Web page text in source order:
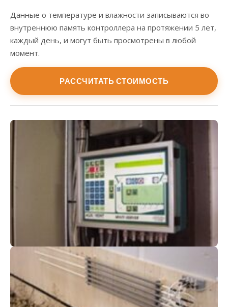
Данные о температуре и влажности записываются во
внутреннюю память контроллера на протяжении 5 лет,
каждый день, и могут быть просмотрены в любой
момент.
РАССЧИТАТЬ СТОИМОСТЬ